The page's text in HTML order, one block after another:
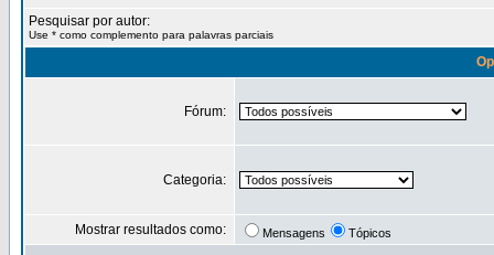
Pesquisar por autor:
Use * como complemento para palavras parciais
Fórum:
Categoria:
Mostrar resultados como: Mensagens Tópicos